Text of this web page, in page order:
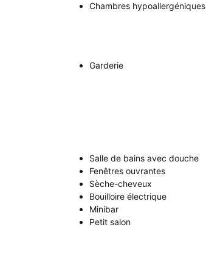
Chambres hypoallergéniques
Garderie
Salle de bains avec douche
Fenêtres ouvrantes
Sèche-cheveux
Bouilloire électrique
Minibar
Petit salon